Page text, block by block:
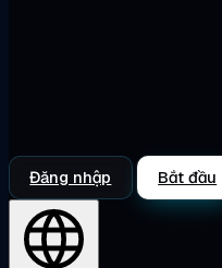
Đăng nhập Bắt đầu